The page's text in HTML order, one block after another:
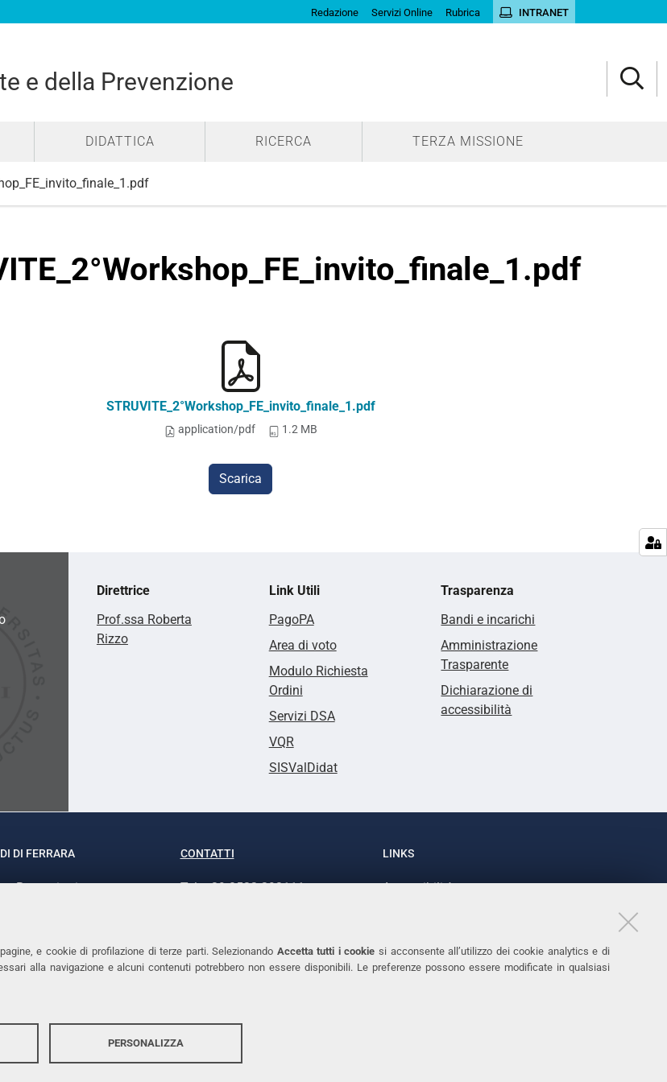
e cookie di profilazione di terze parti. Selezionando Accetta tutti i cookie si acconsente all’utilizzo dei cookie analytics e di
alla navigazione e alcuni contenuti potrebbero non essere disponibili. Le preferenze possono essere modificate in qualsiasi
PERSONALIZZA
Redazione Servizi Online Rubrica INTRANET
e della Prevenzione
DIDATTICA RICERCA TERZA MISSIONE
STRUVITE_2°Workshop_FE_invito_finale_1.pdf
application/pdf 1.2 MB
Scarica
Direttrice
Prof.ssa Roberta
Rizzo
Link Utili
PagoPA
Area di voto
Modulo Richiesta
Ordini
Servizi DSA
VQR
SISValDidat
Trasparenza
Bandi e incarichi
Amministrazione
Trasparente
Dichiarazione di
accessibilità
DI FERRARA
Ramaciotti
CONTATTI
Tel. +39 0532 293111
LINKS
Accessibilità
Cookies